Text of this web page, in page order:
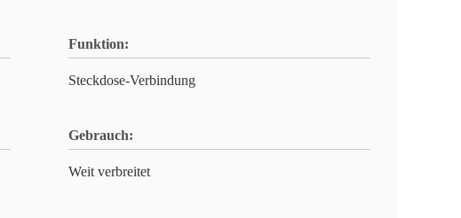
Funktion:
Steckdose-Verbindung
Gebrauch:
Weit verbreitet